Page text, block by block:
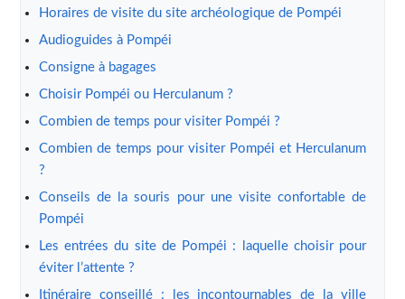
Horaires de visite du site archéologique de Pompéi
Audioguides à Pompéi
Consigne à bagages
Choisir Pompéi ou Herculanum ?
Combien de temps pour visiter Pompéi ?
Combien de temps pour visiter Pompéi et Herculanum
?
Conseils de la souris pour une visite confortable de
Pompéi
Les entrées du site de Pompéi : laquelle choisir pour
éviter l’attente ?
Itinéraire conseillé : les incontournables de la ville